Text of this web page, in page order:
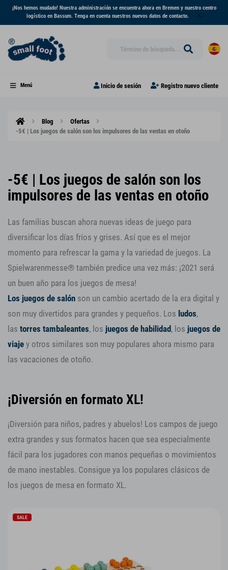
¡Nos hemos mudado! Nuestra administración se encuentra ahora en Bremen y nuestro centro
logístico en Bassum. Tenga en cuenta nuestros nuevos datos de contacto.
Menú Inicio de sesión Registro nuevo cliente
Blog
Ofertas
-5€ | Los juegos de salón son los impulsores de las ventas en otoño
-5€ | Los juegos de salón son los
impulsores de las ventas en otoño
Las familias buscan ahora nuevas ideas de juego para
diversificar los días fríos y grises. Así que es el mejor
momento para refrescar la gama y la variedad de juegos. La
Spielwarenmesse® también predice una vez más: ¡2021 será
un buen año para los juegos de mesa!
Los juegos de salón son un cambio acertado de la era digital y
son muy divertidos para grandes y pequeños. Los ludos,
las torres tambaleantes, los juegos de habilidad, los juegos de
viaje y otros similares son muy populares ahora mismo para
las vacaciones de otoño.
¡Diversión en formato XL!
¡Diversión para niños, padres y abuelos! Los campos de juego
extra grandes y sus formatos hacen que sea especialmente
fácil para los jugadores con manos pequeñas o movimientos
de mano inestables. Consigue ya los populares clásicos de
los juegos de mesa en formato XL.
SALE